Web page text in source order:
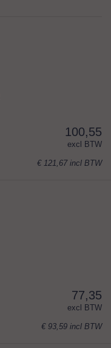
100,55
excl BTW
€ 121,67 incl BTW
77,35
excl BTW
€ 93,59 incl BTW